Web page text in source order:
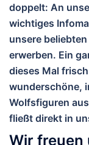
doppelt: An
wichtiges
unsere
erwerben. Ein
dieses Mal
wunderschöne,
Wolfsfiguren
fließt direkt in
Wir freuen